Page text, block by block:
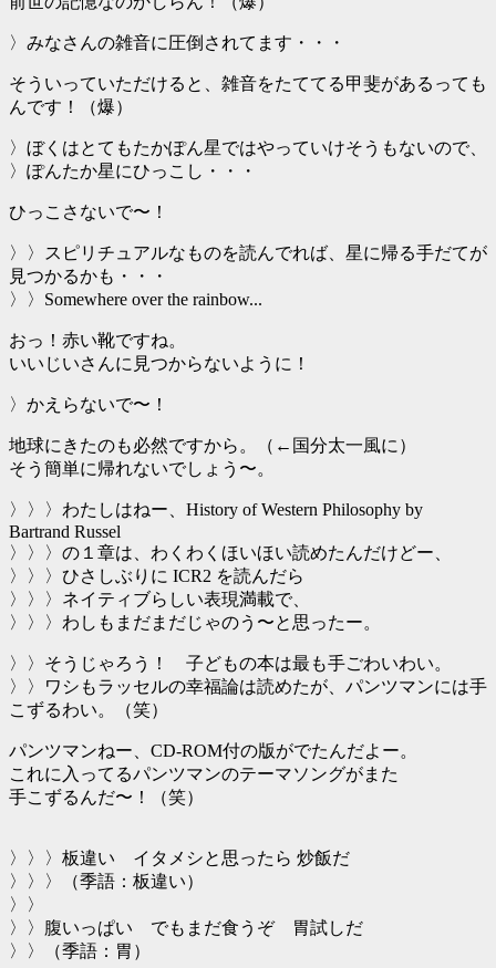
〉みなさんの雑音に圧倒されてます・・・
そういっていただけると、雑音をたててる甲斐があるっても
んです！（爆）
〉ぼくはとてもたかぽん星ではやっていけそうもないので、
〉ぽんたか星にひっこし・・・
ひっこさないで〜！
〉〉スピリチュアルなものを読んでれば、星に帰る手だてが
見つかるかも・・・
〉〉Somewhere over the rainbow...
おっ！赤い靴ですね。
いいじいさんに見つからないように！
〉かえらないで〜！
地球にきたのも必然ですから。（←国分太一風に）
そう簡単に帰れないでしょう〜。
〉〉〉わたしはねー、History of Western Philosophy by
Bartrand Russel
〉〉〉の１章は、わくわくほいほい読めたんだけどー、
〉〉〉ひさしぶりに ICR2 を読んだら
〉〉〉ネイティブらしい表現満載で、
〉〉〉わしもまだまだじゃのう〜と思ったー。
〉〉そうじゃろう！ 子どもの本は最も手ごわいわい。
〉〉ワシもラッセルの幸福論は読めたが、パンツマンには手
こずるわい。（笑）
パンツマンねー、CD-ROM付の版がでたんだよー。
これに入ってるパンツマンのテーマソングがまた
手こずるんだ〜！（笑）
〉〉〉板違い イタメシと思ったら 炒飯だ
〉〉〉（季語：板違い）
〉〉
〉〉腹いっぱい でもまだ食うぞ 胃試しだ
〉〉（季語：胃）